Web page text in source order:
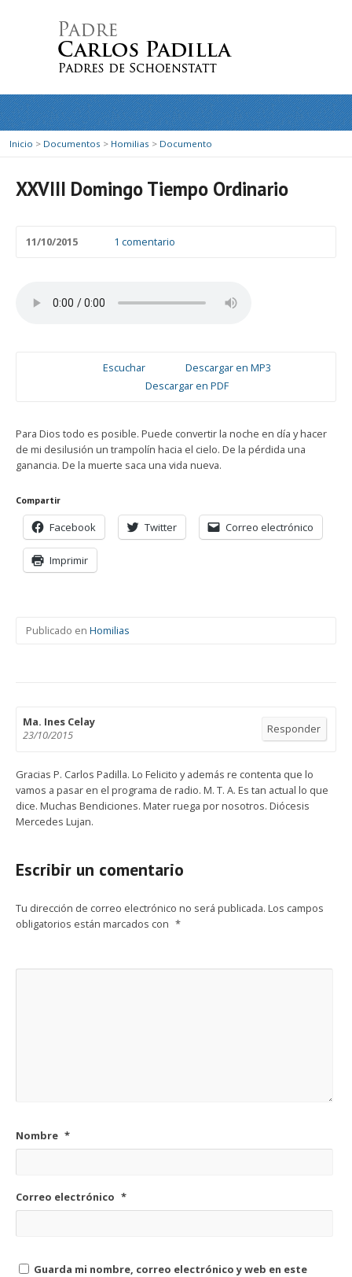
Inicio > Documentos > Homilias > Documento
XXVIII Domingo Tiempo Ordinario
11/10/2015 1 comentario
Escuchar
Descargar en MP3
Descargar en PDF
Para Dios todo es posible. Puede convertir la noche en día y hacer
de mi desilusión un trampolín hacia el cielo. De la pérdida una
ganancia. De la muerte saca una vida nueva.
Compartir
Facebook Twitter Correo electrónico
Imprimir
Publicado en Homilias
Responder
Ma. Ines Celay
23/10/2015
Gracias P. Carlos Padilla. Lo Felicito y además re contenta que lo
vamos a pasar en el programa de radio. M. T. A. Es tan actual lo que
dice. Muchas Bendiciones. Mater ruega por nosotros. Diócesis
Mercedes Lujan.
Escribir un comentario
Tu dirección de correo electrónico no será publicada. Los campos
obligatorios están marcados con *
Nombre *
Correo electrónico *
Guarda mi nombre, correo electrónico y web en este